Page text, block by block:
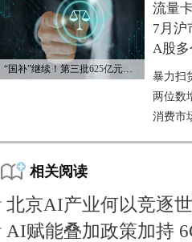
“国补”继续！第三批625亿元资金已下达
流量
7月沪
A股
暴力扫
两位数
消费市
相关阅读
北京AI产业何以竞逐
AI赋能叠加政策加持